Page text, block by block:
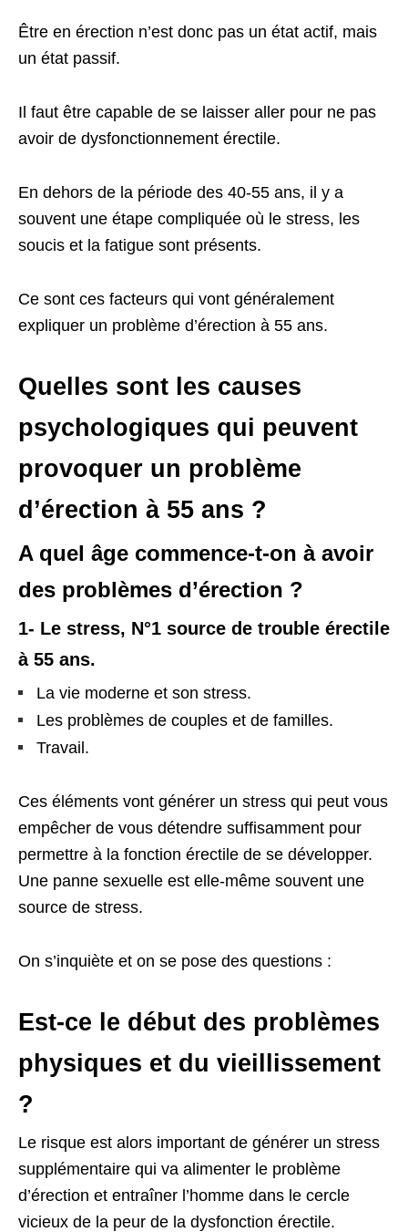
Être en érection n’est donc pas un état actif, mais
un état passif.
Il faut être capable de se laisser aller pour ne pas
avoir de dysfonctionnement érectile.
En dehors de la période des 40-55 ans, il y a
souvent une étape compliquée où le stress, les
soucis et la fatigue sont présents.
Ce sont ces facteurs qui vont généralement
expliquer un problème d’érection à 55 ans.
Quelles sont les causes
psychologiques qui peuvent
provoquer un problème
d’érection à 55 ans ?
A quel âge commence-t-on à avoir
des problèmes d’érection ?
1- Le stress, N°1 source de trouble érectile
à 55 ans.
La vie moderne et son stress.
Les problèmes de couples et de familles.
Travail.
Ces éléments vont générer un stress qui peut vous
empêcher de vous détendre suffisamment pour
permettre à la fonction érectile de se développer.
Une panne sexuelle est elle-même souvent une
source de stress.
On s’inquiète et on se pose des questions :
Est-ce le début des problèmes
physiques et du vieillissement
?
Le risque est alors important de générer un stress
supplémentaire qui va alimenter le problème
d’érection et entraîner l’homme dans le cercle
vicieux de la peur de la dysfonction érectile.